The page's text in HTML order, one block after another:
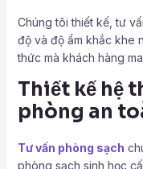
Chúng tôi thiết kế, tư
độ và độ ẩm khắc khe
thức mà khách hàng
Thiết kế hệ
phòng an
Tư vấn phòng sạch
phòng sạch sinh học